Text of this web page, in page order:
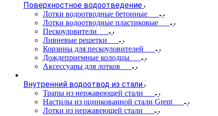
Поверхностное водоотведение
Лотки водоотводные бетонные
Лотки водоотводные пластиковые
Пескоуловители
Ливневые решетки
Корзины для пескоуловителей
Дождеприемные колодцы
Аксессуары для лотков
Внутренний водоотвод из стали
Трапы из нержавеющей стали
Настилы из оцинкованной стали Grent
Лотки из нержавеющей стали